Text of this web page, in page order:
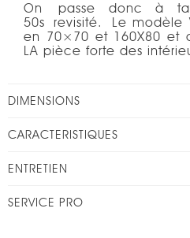
On passe donc à
50s revisité. Le modèle
en 70×70 et 160X80 et
LA pièce forte des
DIMENSIONS
CARACTERISTIQUES
ENTRETIEN
SERVICE PRO